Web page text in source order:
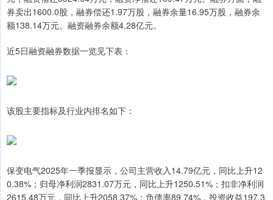
券卖出1600.0股，融券偿还1.97万股，融券余量16.95万股，融券余
额138.14万元。融资融券余额4.28亿元。
近5日融资融券数据一览见下表：
该股主要指标及行业内排名如下：
保变电气2025年一季报显示，公司主营收入14.79亿元，同比上升12
0.38%；归母净利润2831.07万元，同比上升1250.51%；扣非净利润
2615.48万元，同比上升2058.37%；负债率89.74%，投资收益197.3